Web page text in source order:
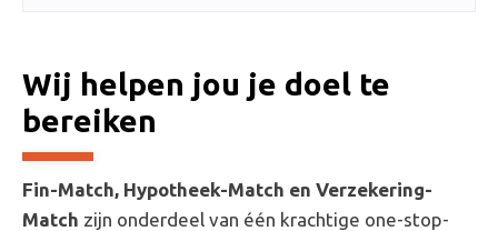
Wij helpen jou je doel te
bereiken
Fin-Match, Hypotheek-Match en Verzekering-
Match zijn onderdeel van één krachtige one-stop-